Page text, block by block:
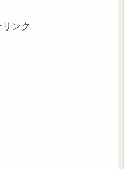
ンク